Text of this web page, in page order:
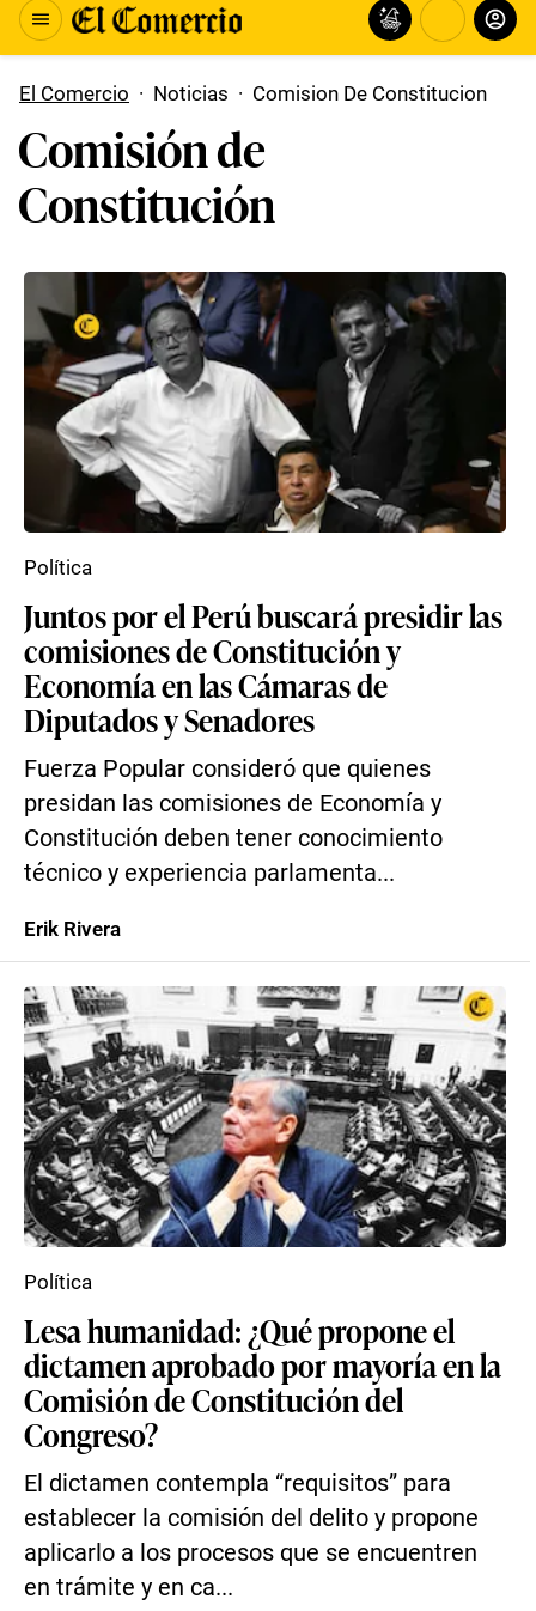
El Comercio · Noticias · Comision De Constitucion
Comisión de
Constitución
Juntos por el Perú buscará presidir las
comisiones de Constitución y
Economía en las Cámaras de
Diputados y Senadores
Fuerza Popular consideró que quienes
presidan las comisiones de Economía y
Constitución deben tener conocimiento
técnico y experiencia parlamenta...
Política
Erik Rivera
Lesa humanidad: ¿Qué propone el
dictamen aprobado por mayoría en la
Comisión de Constitución del
Congreso?
El dictamen contempla “requisitos” para
establecer la comisión del delito y propone
aplicarlo a los procesos que se encuentren
en trámite y en ca...
Política